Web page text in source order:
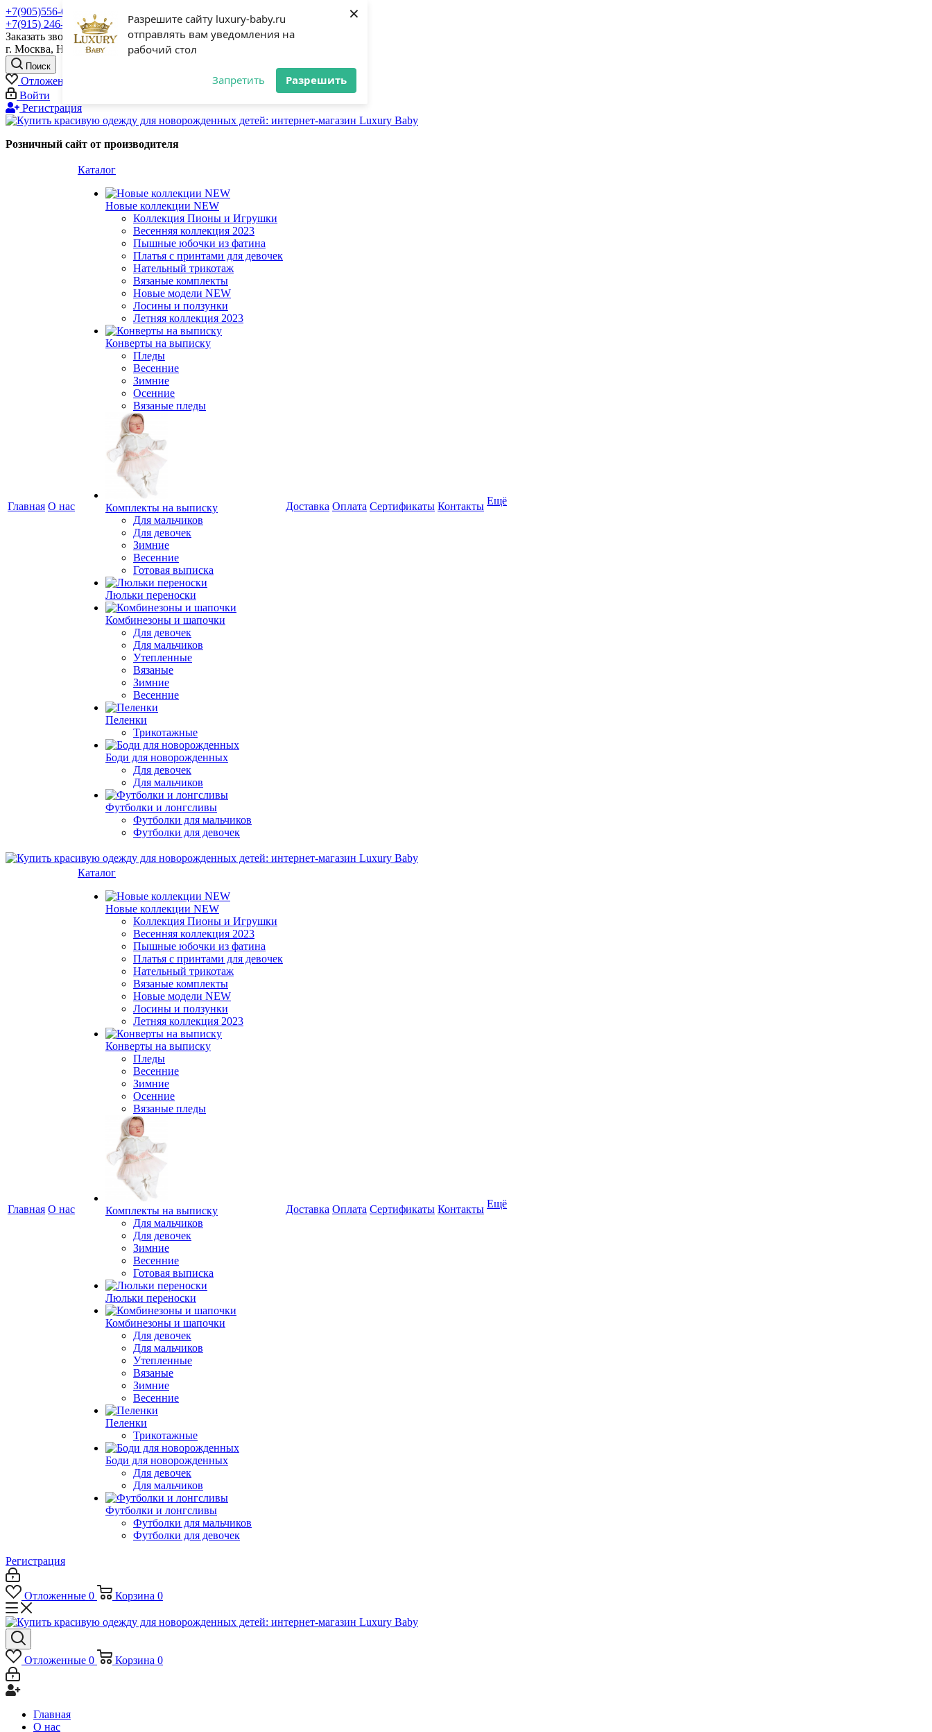
Разрешите сайту luxury-baby.ru
отправлять вам уведомления на
рабочий стол
Запретить Разрешить
×
+7(905)556-61-11 Служба заботы
+7(915) 246-31-89
Заказать звонок
г. Москва, Налесный переулок, дом 4 стр 4
Поиск
Отложенные
Войти
Регистрация
Розничный сайт от производителя
Главная О нас
Каталог
Новые коллекции NEW
Коллекция Пионы и Игрушки
Весенняя коллекция 2023
Пышные юбочки из фатина
Платья с принтами для девочек
Нательный трикотаж
Вязаные комплекты
Новые модели NEW
Лосины и ползунки
Летняя коллекция 2023
Конверты на выписку
Пледы
Весенние
Зимние
Осенние
Вязаные пледы
Комплекты на выписку
Для мальчиков
Для девочек
Зимние
Весенние
Готовая выписка
Люльки переноски
Комбинезоны и шапочки
Для девочек
Для мальчиков
Утепленные
Вязаные
Зимние
Весенние
Пеленки
Трикотажные
Боди для новорожденных
Для девочек
Для мальчиков
Футболки и лонгсливы
Футболки для мальчиков
Футболки для девочек
Доставка Оплата Сертификаты Контакты Ещё
Главная О нас
Каталог
Новые коллекции NEW
Коллекция Пионы и Игрушки
Весенняя коллекция 2023
Пышные юбочки из фатина
Платья с принтами для девочек
Нательный трикотаж
Вязаные комплекты
Новые модели NEW
Лосины и ползунки
Летняя коллекция 2023
Конверты на выписку
Пледы
Весенние
Зимние
Осенние
Вязаные пледы
Комплекты на выписку
Для мальчиков
Для девочек
Зимние
Весенние
Готовая выписка
Люльки переноски
Комбинезоны и шапочки
Для девочек
Для мальчиков
Утепленные
Вязаные
Зимние
Весенние
Пеленки
Трикотажные
Боди для новорожденных
Для девочек
Для мальчиков
Футболки и лонгсливы
Футболки для мальчиков
Футболки для девочек
Доставка Оплата Сертификаты Контакты Ещё
Регистрация
Отложенные 0 Корзина 0
Отложенные 0 Корзина 0
Главная
О нас